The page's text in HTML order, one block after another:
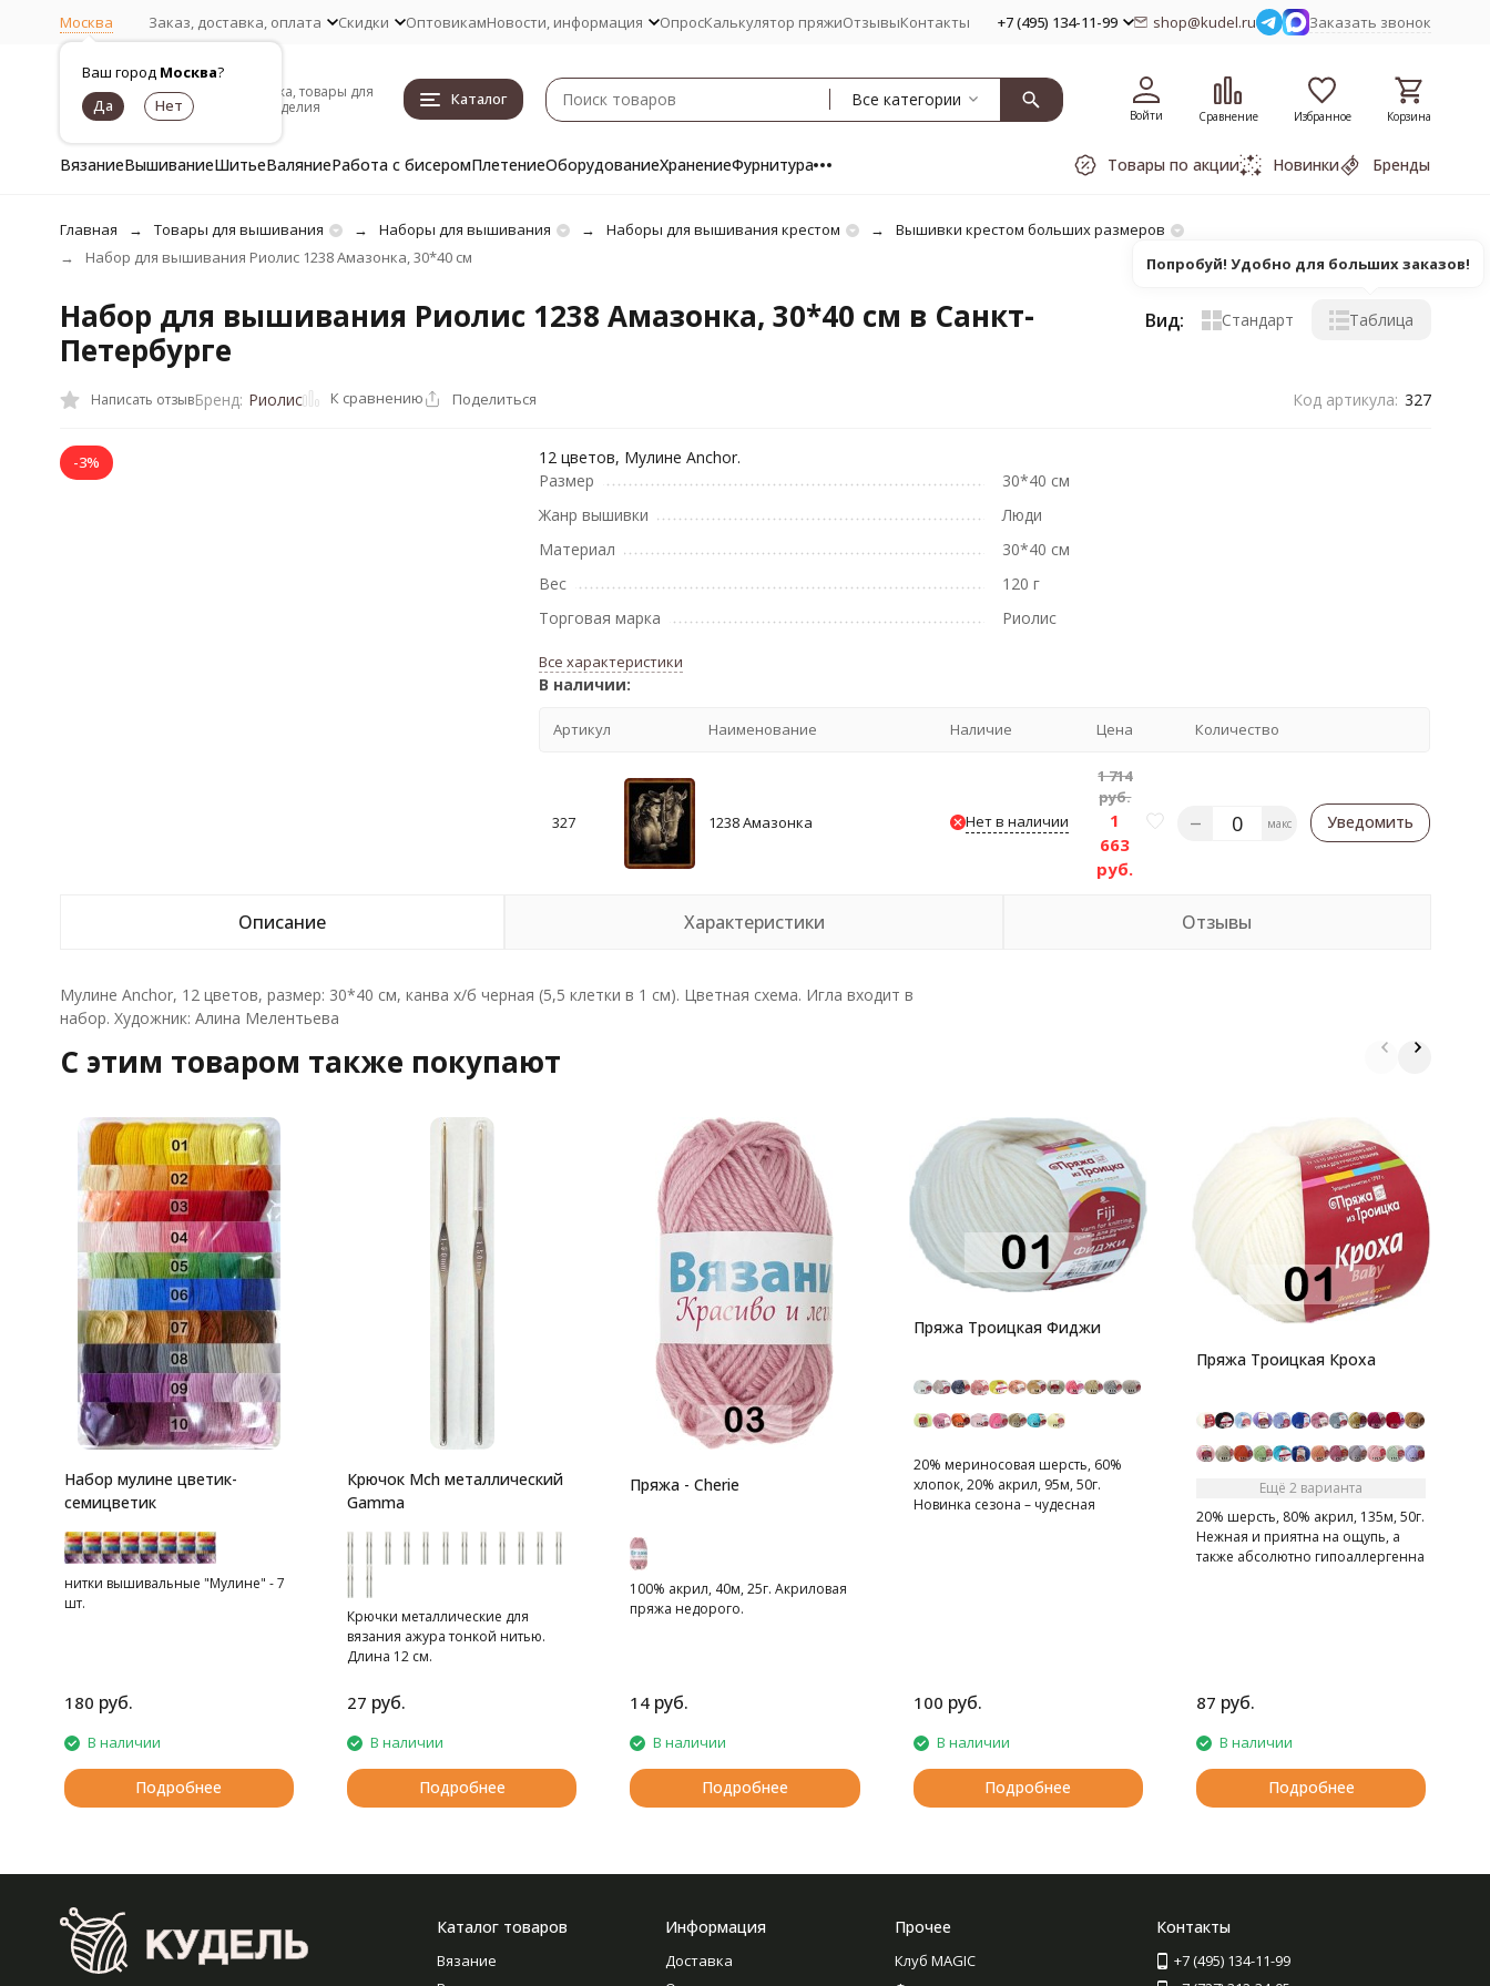
Москва
Ваш город Москва?
Заказ, доставка, оплата Скидки ОптовикамНовости, информация ОпросКалькулятор пряжиОтзывыКонтакты +7 (495) 134-11-99 shop@kudel.ru Заказать звонок
Пряжа, товары для
рукоделия
Каталог Все категории
Войти Сравнение Избранное Корзина
ВязаниеВышиваниеШитьеВаляниеРабота с бисеромПлетениеОборудованиеХранениеФурнитура Товары по акции Новинки Бренды
Главная Товары для вышивания Наборы для вышивания Наборы для вышивания крестом
Вышивки крестом больших размеров
Набор для вышивания Риолис 1238 Амазонка, 30*40 см
Набор для вышивания Риолис 1238 Амазонка, 30*40 см в Санкт-
Петербурге
Вид: Стандарт Таблица
Написать отзывБренд: Риолис К сравнению Поделиться Код артикула: 327
-3%
12 цветов, Мулине Anchor.
Размер
30*40 см
Жанр вышивки
Люди
Материал
30*40 см
Вес
120 г
Торговая марка
Риолис
Все характеристики
В наличии:
Артикул Наименование Наличие Цена Количество
327 1238 Амазонка Нет в наличии
1 714
руб.
1
663
руб.
макс Уведомить
Описание Характеристики Отзывы
Мулине Anchor, 12 цветов, размер: 30*40 см, канва х/б черная (5,5 клетки в 1 см). Цветная схема. Игла входит в
набор. Художник: Алина Мелентьева
C этим товаром также покупают
Набор мулине цветик-
семицветик
нитки вышивальные "Мулине" - 7
шт.
180 руб.
В наличии
Подробнее
Крючок Mch металлический
Gamma
Крючки металлические для
вязания ажура тонкой нитью.
Длина 12 см.
27 руб.
В наличии
Подробнее
Пряжа - Cherie
100% акрил, 40м, 25г. Акриловая
пряжа недорого.
14 руб.
В наличии
Подробнее
Пряжа Троицкая Фиджи
20% мериносовая шерсть, 60%
хлопок, 20% акрил, 95м, 50г.
Новинка сезона – чудесная
100 руб.
В наличии
Подробнее
Пряжа Троицкая Кроха
Ещё 2 варианта
20% шерсть, 80% акрил, 135м, 50г.
Нежная и приятна на ощупь, а
также абсолютно гипоаллергенна
87 руб.
В наличии
Подробнее
Каталог товаров
Вязание
Информация
Доставка
Прочее
Клуб MAGIC
Контакты
+7 (495) 134-11-99
Попробуй! Удобно для больших заказов!